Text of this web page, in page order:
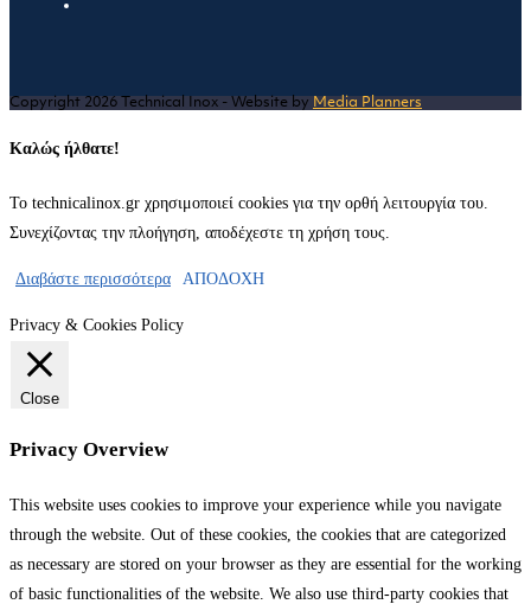
tab
new
Copyright 2026 Technical Inox - Website by Media Planners
Καλώς ήλθατε!
Το technicalinox.gr χρησιμοποιεί cookies για την ορθή λειτουργία του.
Συνεχίζοντας την πλοήγηση, αποδέχεστε τη χρήση τους.
Διαβάστε περισσότερα ΑΠΟΔΟΧΗ
Privacy & Cookies Policy
Close
Privacy Overview
This website uses cookies to improve your experience while you navigate
through the website. Out of these cookies, the cookies that are categorized
as necessary are stored on your browser as they are essential for the working
of basic functionalities of the website. We also use third-party cookies that